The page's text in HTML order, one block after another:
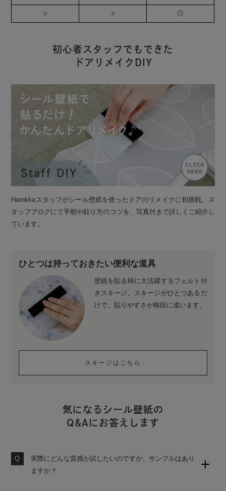
○ ○ ◎
初心者スタッフでもできた
ドアリメイクDIY
Harokkaスタッフがシール壁紙を使ったドアのリメイクに初挑戦。ス
タッフブログにて手順や貼り方のコツを、写真付きで詳しくご紹介し
ています。
ひとつは持っておきたい便利な道具
壁紙を貼る時に大活躍するフェルト付
きスキージ。スキージがひとつあるだ
けで、貼りやすさが格段に違います。
スキージはこちら
気になるシール壁紙の
Q&Aにお答えします
実際にどんな質感か試したいのですが、サンプルはあり
ますか？